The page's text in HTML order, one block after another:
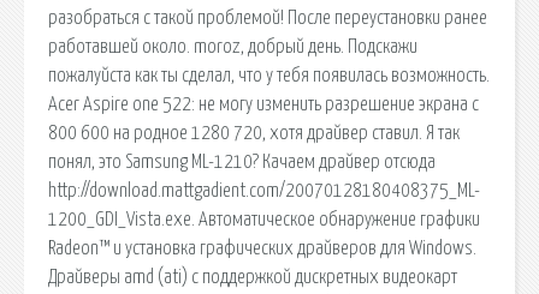
разобраться с такой проблемой! После переустановки ранее
работавшей около. moroz, добрый день. Подскажи
пожалуйста как ты сделал, что у тебя появилась возможность.
Acer Aspire one 522: не могу изменить разрешение экрана с
800 600 на родное 1280 720, хотя драйвер ставил. Я так
понял, это Samsung ML-1210? Качаем драйвер отсюда
http://download.mattgadient.com/20070128180408375_ML-
1200_GDI_Vista.exe. Автоматическое обнаружение графики
Radeon™ и установка графических драйверов для Windows.
Драйверы amd (ati) с поддержкой дискретных видеокарт